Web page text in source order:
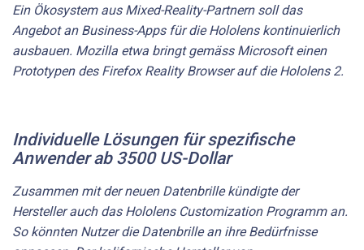
Ein Ökosystem aus Mixed-Reality-Partnern soll das
Angebot an Business-Apps für die Hololens kontinuierlich
ausbauen. Mozilla etwa bringt gemäss Microsoft einen
Prototypen des Firefox Reality Browser auf die Hololens 2.
Individuelle Lösungen für spezifische
Anwender ab 3500 US-Dollar
Zusammen mit der neuen Datenbrille kündigte der
Hersteller auch das Hololens Customization Programm an.
So könnten Nutzer die Datenbrille an ihre Bedürfnisse